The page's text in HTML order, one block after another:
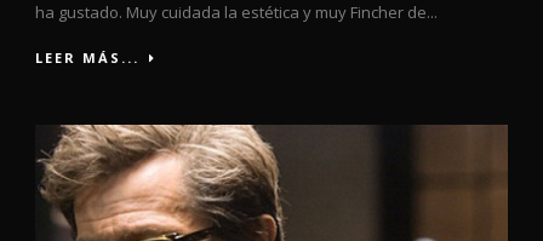
ha gustado. Muy cuidada la estética y muy Fincher de...
LEER MÁS...